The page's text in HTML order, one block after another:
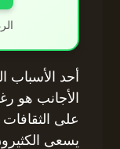
أحد الأسباب
الأجانب هو
على
يسعى